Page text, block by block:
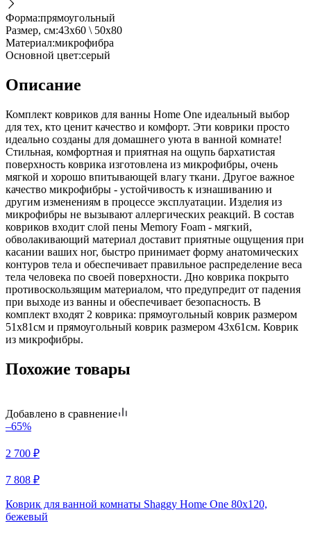
Форма:прямоугольный
Размер, см:43х60 \ 50х80
Материал:микрофибра
Основной цвет:серый
Описание
Комплект ковриков для ванны Home One идеальный выбор
для тех, кто ценит качество и комфорт. Эти коврики просто
идеально созданы для домашнего уюта в ванной комнате!
Стильная, комфортная и приятная на ощупь бархатистая
поверхность коврика изготовлена из микрофибры, очень
мягкой и хорошо впитывающей влагу ткани. Другое важное
качество микрофибры - устойчивость к изнашиванию и
другим изменениям в процессе эксплуатации. Изделия из
микрофибры не вызывают аллергических реакций. В состав
ковриков входит слой пены Memory Foam - мягкий,
обволакивающий материал доставит приятные ощущения при
касании ваших ног, быстро принимает форму анатомических
контуров тела и обеспечивает правильное распределение веса
тела человека по своей поверхности. Дно коврика покрыто
противоскользящим материалом, что предупредит от падения
при выходе из ванны и обеспечивает безопасность. В
комплект входят 2 коврика: прямоугольный коврик размером
51х81см и прямоугольный коврик размером 43х61см. Коврик
из микрофибры.
Похожие товары
Добавлено в сравнение
–65%
2 700 ₽
7 808 ₽
Коврик для ванной комнаты Shaggy Home One 80х120,
бежевый